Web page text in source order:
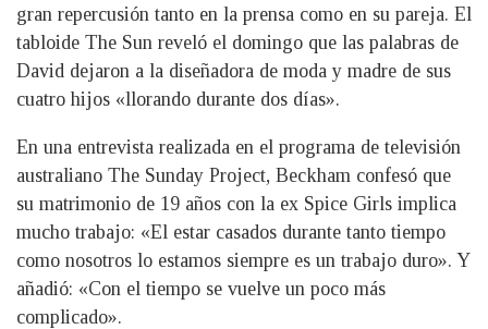
gran repercusión tanto en la prensa como en su pareja. El
tabloide The Sun reveló el domingo que las palabras de
David dejaron a la diseñadora de moda y madre de sus
cuatro hijos «llorando durante dos días».
En una entrevista realizada en el programa de televisión
australiano The Sunday Project, Beckham confesó que
su matrimonio de 19 años con la ex Spice Girls implica
mucho trabajo: «El estar casados durante tanto tiempo
como nosotros lo estamos siempre es un trabajo duro». Y
añadió: «Con el tiempo se vuelve un poco más
complicado».